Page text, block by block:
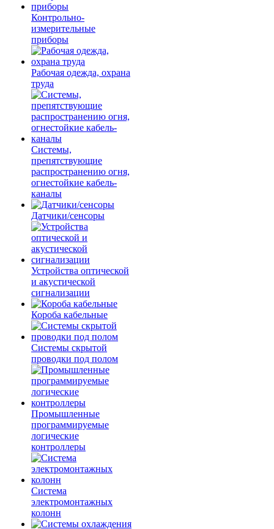
Контрольно-
измерительные
приборы
Рабочая одежда, охрана
труда
Системы,
препятствующие
распространению огня,
огнестойкие кабель-
каналы
Датчики/сенсоры
Устройства оптической
и акустической
сигнализации
Короба кабельные
Системы скрытой
проводки под полом
Промышленные
программируемые
логические
контроллеры
Система
электромонтажных
колонн